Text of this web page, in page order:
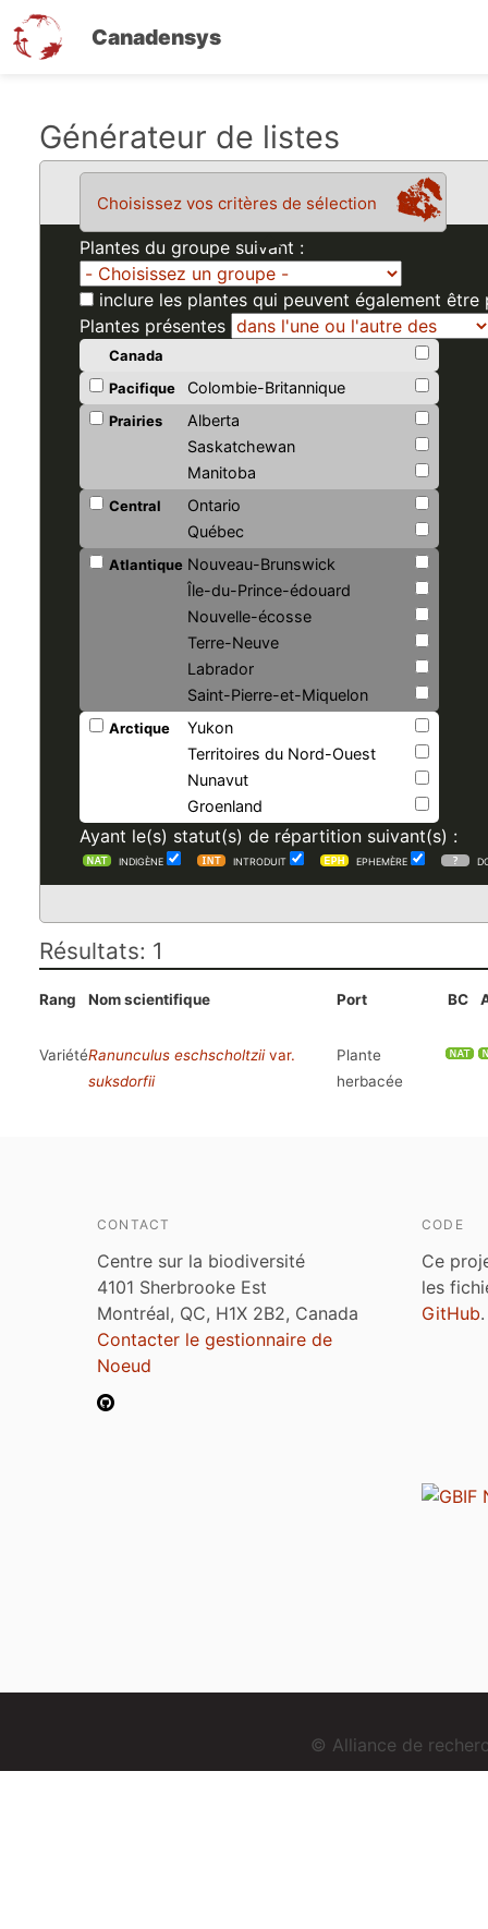
Canadensys
Générateur de listes
Choisissez vos critères de sélection
Plantes du groupe suivant :
inclure les plantes qui peuvent également
Plantes présentes
Canada
Pacifique
Colombie-Britannique
Prairies
Alberta
Saskatchewan
Manitoba
Central
Ontario
Québec
Atlantique Nouveau-Brunswick
Île-du-Prince-édouard
Nouvelle-écosse
Terre-Neuve
Labrador
Saint-Pierre-et-Miquelon
Arctique
Yukon
Territoires du Nord-Ouest
Nunavut
Groenland
Ayant le(s) statut(s) de répartition suivant(s) :
INDIGÈNE INTRODUIT EPHEMÈRE
Résultats: 1
Rang Nom scientifique Port BC
VariétéRanunculus eschscholtziivar.
suksdorfii
Plante
herbacée
CONTACT
Centre sur la biodiversité
4101 Sherbrooke Est
Montréal, QC, H1X 2B2, Canada
Contacter le gestionnaire de
Noeud
CODE
Ce
les
GitHub.
© Alliance de